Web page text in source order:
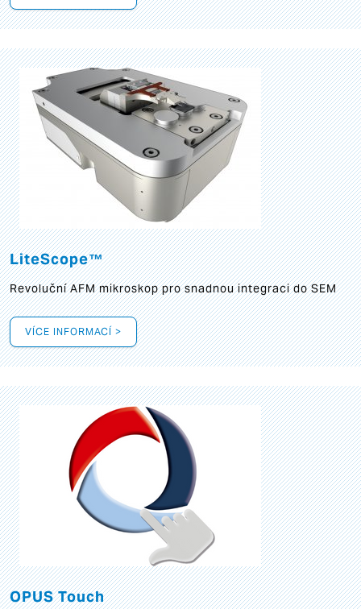
LiteScope™
Revoluční AFM mikroskop pro snadnou integraci do SEM
VÍCE INFORMACÍ >
OPUS Touch